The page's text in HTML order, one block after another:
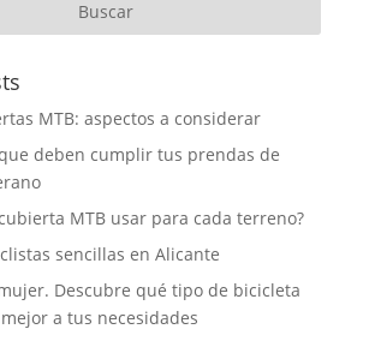
MTB: aspectos a considerar
deben cumplir tus prendas de
MTB usar para cada terreno?
sencillas en Alicante
Descubre qué tipo de bicicleta
a tus necesidades